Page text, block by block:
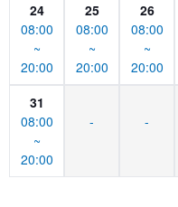
24
08:00
~
20:00
25
08:00
~
20:00
26
08:00
~
20:00
31
08:00
~
20:00
- -